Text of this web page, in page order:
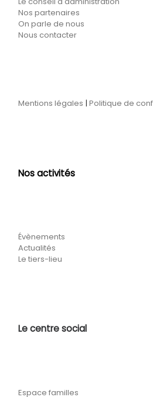
Nos partenaires
On parle de nous
Nous contacter
Mentions légales |Politique de
Nos activités
Évènements
Actualités
Le tiers-lieu
Le centre social
Espace familles